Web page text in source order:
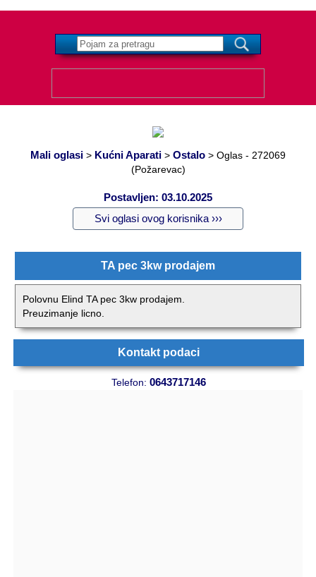
Mali oglasi > Kućni Aparati > Ostalo > Oglas - 272069
(Požarevac)
Postavljen: 03.10.2025
Svi oglasi ovog korisnika ›››
TA pec 3kw prodajem
Polovnu Elind TA pec 3kw prodajem.
Preuzimanje licno.
Kontakt podaci
Telefon: 0643717146